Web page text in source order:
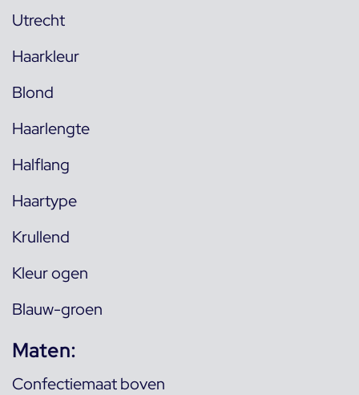
Utrecht
Haarkleur
Blond
Haarlengte
Halflang
Haartype
Krullend
Kleur ogen
Blauw-groen
Maten:
Confectiemaat boven